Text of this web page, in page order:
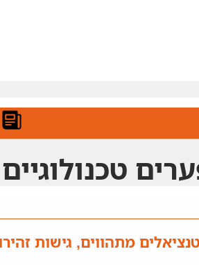
טכנולוגיים
מתהווים, גישות